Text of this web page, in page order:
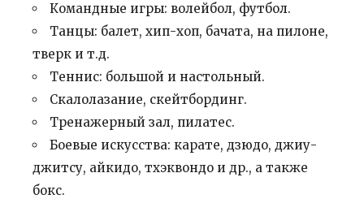
Командные игры: волейбол, футбол.
Танцы: балет, хип-хоп, бачата, на пилоне,
тверк и т.д.
Теннис: большой и настольный.
Скалолазание, скейтбординг.
Тренажерный зал, пилатес.
Боевые искусства: карате, дзюдо, джиу-
джитсу, айкидо, тхэквондо и др., а также
бокс.